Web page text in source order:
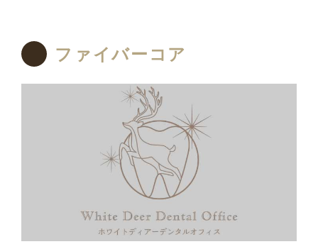
ファイバーコア